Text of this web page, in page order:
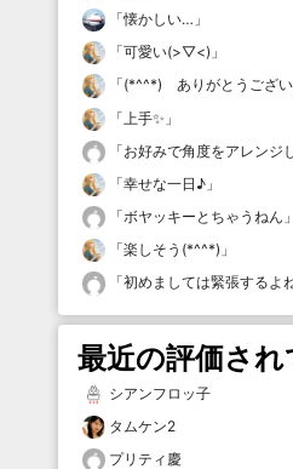
「懐かしい… 」
「可愛い(>▽<) 」
「(*^^*) ありがとうござ
「 上手✨ 」
「お好みで角度をアレンジ
「幸せな一日♪ 」
「ボヤッキーとちゃうねん 」
「楽しそう(*^^*) 」
「初めましては緊張するよ
最近の評価され
シアンフロッ子
タムケン2
プリティ慶